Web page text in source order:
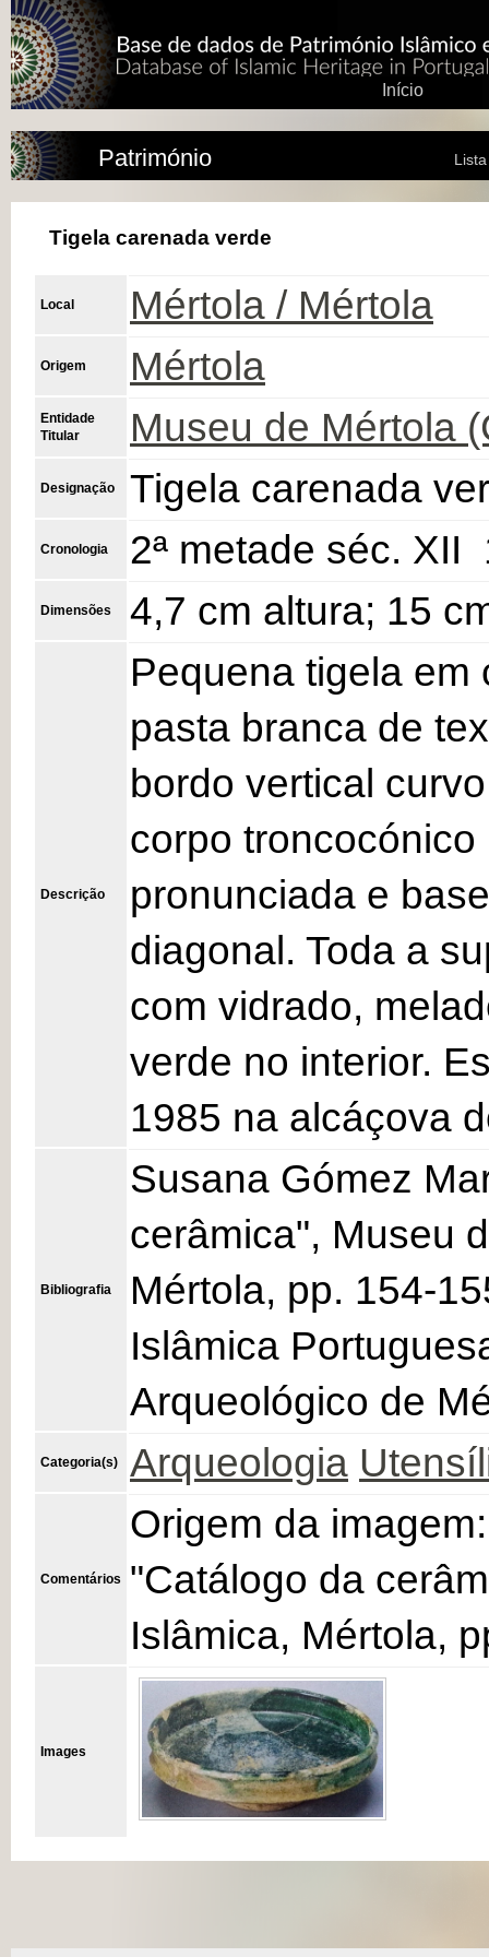
Início
Património
Tigela carenada verde
Local Mértola / Mértola
Origem Mértola
Entidade
Titular
Museu de Mértola
Designação Tigela carenada
Cronologia 2ª metade séc. XII
Dimensões 4,7 cm altura; 15
Descrição
Pequena tigela em
pasta branca de
bordo vertical
corpo
pronunciada e
diagonal. Toda a
com vidrado,
verde no interior.
1985 na alcáçova
Bibliografia
Susana Gómez
cerâmica", Museu
Mértola, pp. 154-
Islâmica
Arqueológico de
Categoria(s) Arqueologia
Comentários
Origem da
"Catálogo da
Islâmica, Mértola,
Images